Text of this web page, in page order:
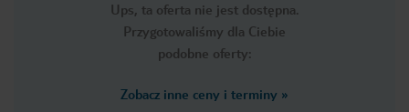
Ups, ta oferta nie jest dostępna.
Przygotowaliśmy dla Ciebie
podobne oferty:
Zobacz inne ceny i terminy »